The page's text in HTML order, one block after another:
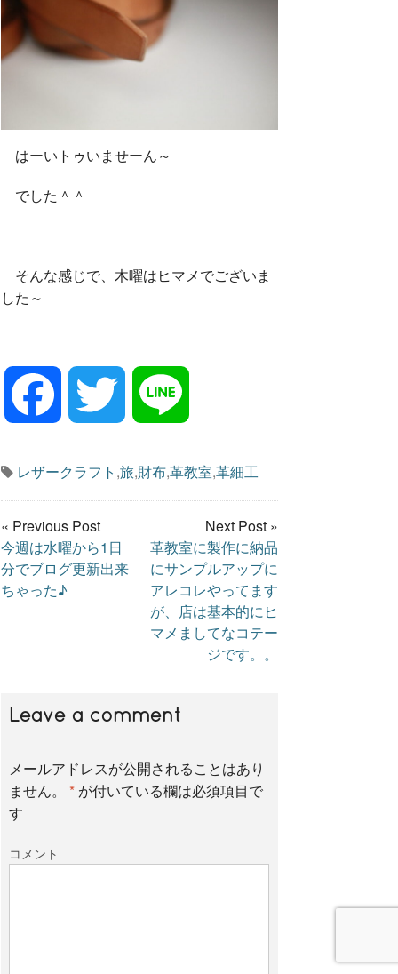
はーいトゥいませーん～
でした＾＾
そんな感じで、木曜はヒマメでございま
した～
c
e
i
t
n
e
レザークラフト ,旅,財布,革教室,革細工
« Previous Post
今週は水曜から1日
分でブログ更新出来
ちゃった♪
Next Post »
革教室に製作に納品
にサンプルアップに
アレコレやってます
が、店は基本的にヒ
マメましてなコテー
ジです。。
Leave a comment
メールアドレスが公開されることはあり
ません。
* が付いている欄は必須項目で
す
コメント